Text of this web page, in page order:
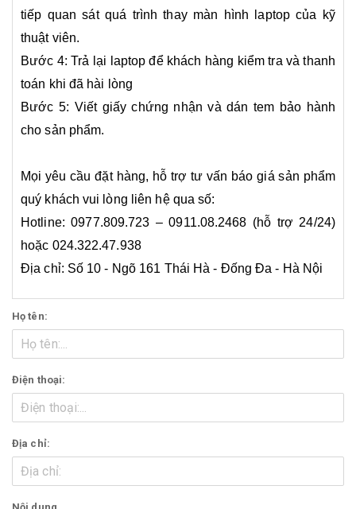
tiếp quan sát quá trình thay màn hình laptop của kỹ
thuật viên.
Bước 4: Trả lại laptop để khách hàng kiểm tra và thanh
toán khi đã hài lòng
Bước 5: Viết giấy chứng nhận và dán tem bảo hành
cho sản phẩm.
Mọi yêu cầu đặt hàng, hỗ trợ tư vấn báo giá sản phẩm
quý khách vui lòng liên hệ qua số:
Hotline: 0977.809.723 – 0911.08.2468 (hỗ trợ 24/24)
hoặc 024.322.47.938
Địa chỉ: Số 10 - Ngõ 161 Thái Hà - Đống Đa - Hà Nội
Họ tên:
Điện thoại:
Địa chỉ: